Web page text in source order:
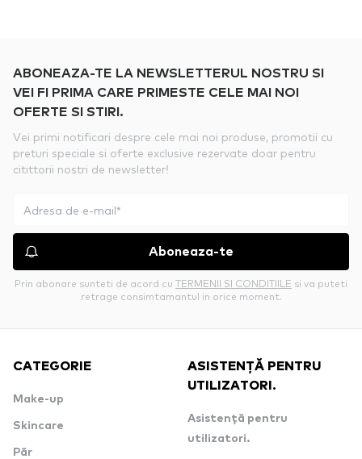
ABONEAZA-TE LA NEWSLETTERUL NOSTRU SI
VEI FI PRIMA CARE PRIMESTE CELE MAI NOI
OFERTE SI STIRI.
Vei primi notificari despre cele mai noi produse, promotii cu
preturi speciale si oferte exclusive rezervate doar pentru
citittorii nostri de newsletter!
Aboneaza-te
Prin abonare sunteti de acord cu TERMENII SI CONDITIILE si va puteti
retrage consimtamantul in orice moment.
CATEGORIE
Make-up
Skincare
Păr
ASISTENȚĂ PENTRU
UTILIZATORI.
Asistență pentru
utilizatori.